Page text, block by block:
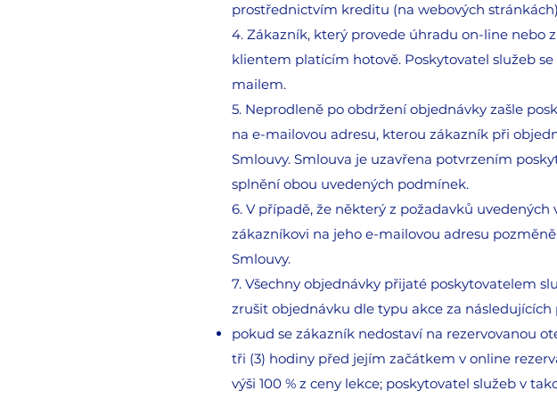
prostřednictvím kreditu (na webových
4. Zákazník, který provede úhradu on-line
klientem platícím hotově. Poskytovatel služeb
mailem.
5. Neprodleně po obdržení objednávky zašle
na e-mailovou adresu, kterou zákazník při
Smlouvy. Smlouva je uzavřena potvrzením
splnění obou uvedených podmínek.
6. V případě, že některý z požadavků
zákazníkovi na jeho e-mailovou adresu
Smlouvy.
7. Všechny objednávky přijaté poskytovatelem
zrušit objednávku dle typu akce za
pokud se zákazník nedostaví na rezervovanou
tři (3) hodiny před jejím začátkem v online
výši 100 % z ceny lekce; poskytovatel služeb v